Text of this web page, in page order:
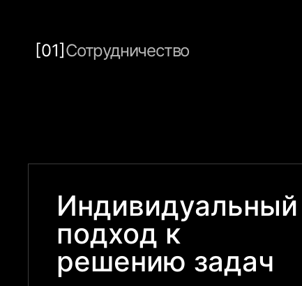
[01] Сотрудничество
Индивидуальный
подход к
решению задач